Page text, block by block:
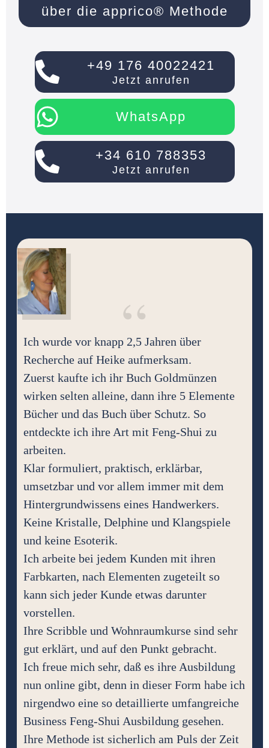
über die apprico® Methode
+49 176 40022421
Jetzt anrufen
WhatsApp
+34 610 788353
Jetzt anrufen
“
Ich wurde vor knapp 2,5 Jahren über
Recherche auf Heike aufmerksam.
Zuerst kaufte ich ihr Buch Goldmünzen
wirken selten alleine, dann ihre 5 Elemente
Bücher und das Buch über Schutz. So
entdeckte ich ihre Art mit Feng-Shui zu
arbeiten.
Klar formuliert, praktisch, erklärbar,
umsetzbar und vor allem immer mit dem
Hintergrundwissens eines Handwerkers.
Keine Kristalle, Delphine und Klangspiele
und keine Esoterik.
Ich arbeite bei jedem Kunden mit ihren
Farbkarten, nach Elementen zugeteilt so
kann sich jeder Kunde etwas darunter
vorstellen.
Ihre Scribble und Wohnraumkurse sind sehr
gut erklärt, und auf den Punkt gebracht.
Ich freue mich sehr, daß es ihre Ausbildung
nun online gibt, denn in dieser Form habe ich
nirgendwo eine so detaillierte umfangreiche
Business Feng-Shui Ausbildung gesehen.
Ihre Methode ist sicherlich am Puls der Zeit